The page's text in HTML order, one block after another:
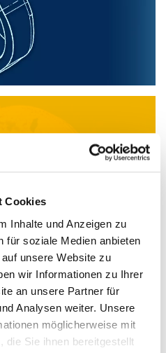
Cookies
Inhalte und Anzeigen zu
für soziale Medien anbieten
unsere Website zu
wir Informationen zu Ihrer
an unsere Partner für
Analysen weiter. Unsere
möglicherweise mit
die Sie ihnen bereitgestellt